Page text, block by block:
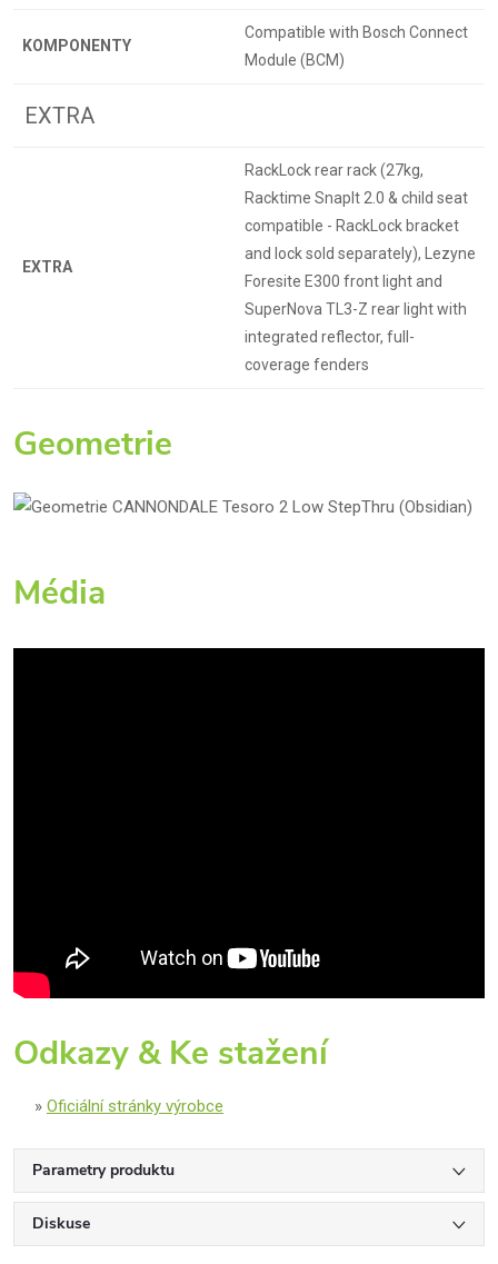
KOMPONENTY
Compatible with Bosch Connect
Module (BCM)
EXTRA
EXTRA
RackLock rear rack (27kg,
Racktime SnapIt 2.0 & child seat
compatible - RackLock bracket
and lock sold separately), Lezyne
Foresite E300 front light and
SuperNova TL3-Z rear light with
integrated reflector, full-
coverage fenders
Geometrie
Média
Odkazy & Ke stažení
Oficiální stránky výrobce
Parametry produktu
Diskuse